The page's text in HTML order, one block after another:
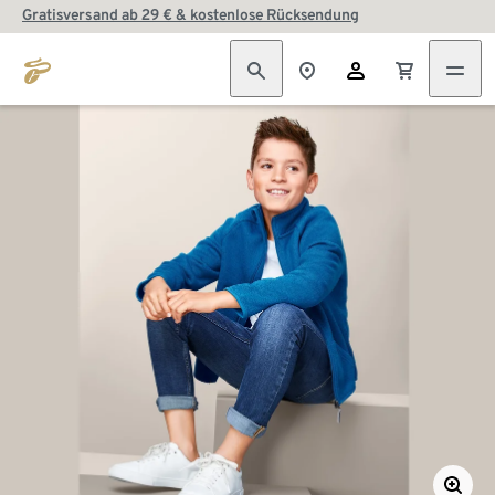
Gratisversand ab 29 € & kostenlose Rücksendung